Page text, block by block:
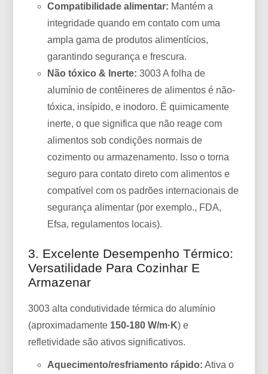
Compatibilidade alimentar: Mantém a
integridade quando em contato com uma
ampla gama de produtos alimentícios,
garantindo segurança e frescura.
Não tóxico & Inerte: 3003 A folha de
alumínio de contêineres de alimentos é não-
tóxica, insípido, e inodoro. É quimicamente
inerte, o que significa que não reage com
alimentos sob condições normais de
cozimento ou armazenamento. Isso o torna
seguro para contato direto com alimentos e
compatível com os padrões internacionais de
segurança alimentar (por exemplo., FDA,
Efsa, regulamentos locais).
3. Excelente Desempenho Térmico:
Versatilidade Para Cozinhar E
Armazenar
3003 alta condutividade térmica do alumínio
(aproximadamente 150-180 W/m·K) e
refletividade são ativos significativos.
Aquecimento/resfriamento rápido: Ativa o